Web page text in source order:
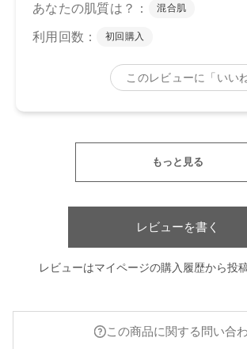
レビューを書く
レビューはマイページの購入履歴から投
この商品に関する問い合